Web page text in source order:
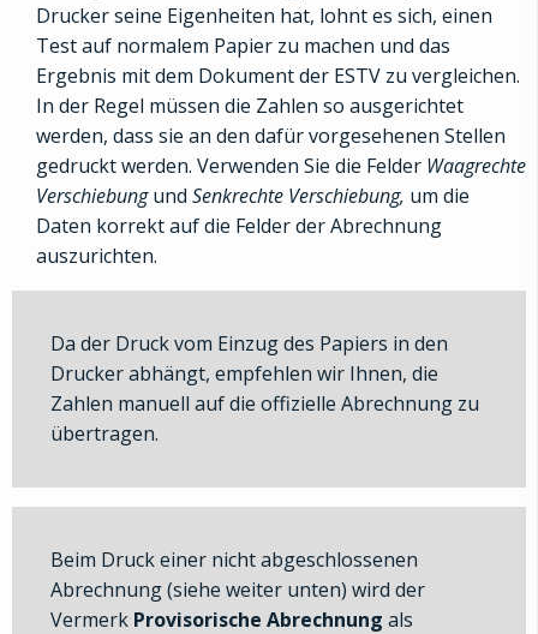
Drucker seine Eigenheiten hat, lohnt es sich, einen
Test auf normalem Papier zu machen und das
Ergebnis mit dem Dokument der ESTV zu vergleichen.
In der Regel müssen die Zahlen so ausgerichtet
werden, dass sie an den dafür vorgesehenen Stellen
gedruckt werden. Verwenden Sie die Felder Waagrechte
Verschiebungund Senkrechte Verschiebung, um die
Daten korrekt auf die Felder der Abrechnung
auszurichten.
Da der Druck vom Einzug des Papiers in den
Drucker abhängt, empfehlen wir Ihnen, die
Zahlen manuell auf die offizielle Abrechnung zu
übertragen.
Beim Druck einer nicht abgeschlossenen
Abrechnung (siehe weiter unten) wird der
Vermerk Provisorische Abrechnung als